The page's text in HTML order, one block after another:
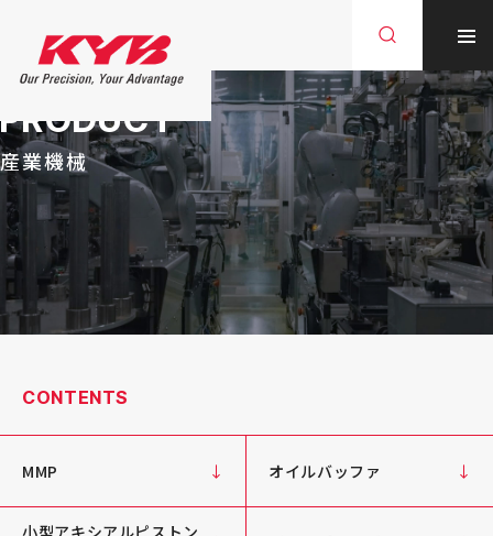
PRODUCT
産業機械
CONTENTS
MMP オイルバッファ
小型アキシアルピストン